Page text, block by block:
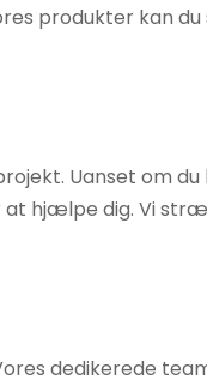
produkter kan du
Uanset om
at hjælpe dig. Vi
dedikerede